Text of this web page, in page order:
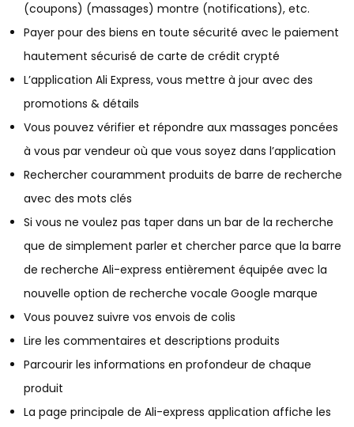
(coupons) (massages) montre (notifications), etc.
Payer pour des biens en toute sécurité avec le paiement
hautement sécurisé de carte de crédit crypté
L’application Ali Express, vous mettre à jour avec des
promotions & détails
Vous pouvez vérifier et répondre aux massages poncées
à vous par vendeur où que vous soyez dans l’application
Rechercher couramment produits de barre de recherche
avec des mots clés
Si vous ne voulez pas taper dans un bar de la recherche
que de simplement parler et chercher parce que la barre
de recherche Ali-express entièrement équipée avec la
nouvelle option de recherche vocale Google marque
Vous pouvez suivre vos envois de colis
Lire les commentaires et descriptions produits
Parcourir les informations en profondeur de chaque
produit
La page principale de Ali-express application affiche les